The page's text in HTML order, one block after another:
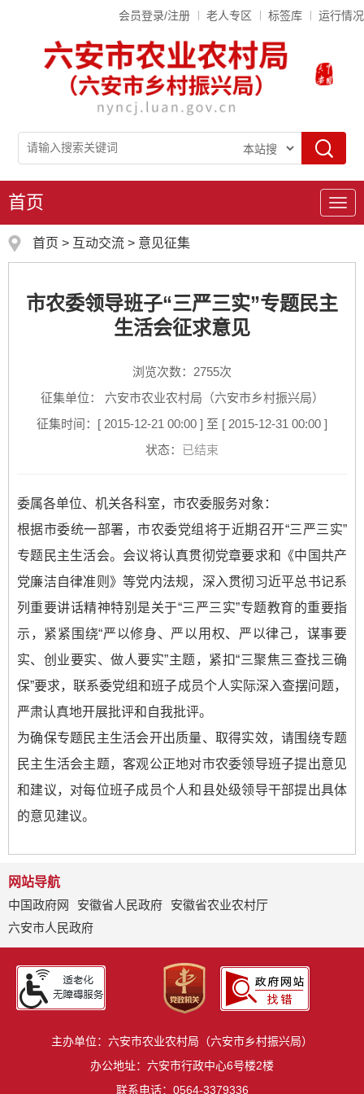
会员登录/注册 老人专区 标签库 运行情况
导
航
首页
首页 > 互动交流 > 意见征集
市农委领导班子“三严三实”专题民主
生活会征求意见
浏览次数： 2755次
征集单位： 六安市农业农村局（六安市乡村振兴局）
征集时间：[ 2015-12-21 00:00 ] 至 [ 2015-12-31 00:00 ]
状态： 已结束
委属各单位、机关各科室，市农委服务对象：
根据市委统一部署，市农委党组将于近期召开“三严三实”
专题民主生活会。会议将认真贯彻党章要求和《中国共产
党廉洁自律准则》等党内法规，深入贯彻习近平总书记系
列重要讲话精神特别是关于“三严三实”专题教育的重要指
示，紧紧围绕“严以修身、严以用权、严以律己，谋事要
实、创业要实、做人要实”主题，紧扣“三聚焦三查找三确
保”要求，联系委党组和班子成员个人实际深入查摆问题，
严肃认真地开展批评和自我批评。
为确保专题民主生活会开出质量、取得实效，请围绕专题
民主生活会主题，客观公正地对市农委领导班子提出意见
和建议，对每位班子成员个人和县处级领导干部提出具体
的意见建议。
网站导航
中国政府网
安徽省人民政府
安徽省农业农村厅
六安市人民政府
主办单位：六安市农业农村局（六安市乡村振兴局）
办公地址：六安市行政中心6号楼2楼
联系电话：0564-3379336